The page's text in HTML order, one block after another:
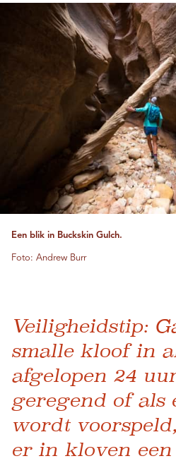
Een blik in Buckskin Gulch.
Foto: Andrew Burr
Veiligheidstip:
smalle kloof in
afgelopen 24
geregend of als
wordt
er in kloven